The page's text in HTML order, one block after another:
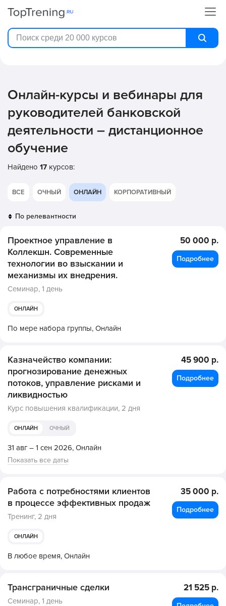
Онлайн-курсы и вебинары для
руководителей банковской
деятельности – дистанционное
обучение
Найдено 17 курсов:
ВСЕ ОЧНЫЙ ОНЛАЙН КОРПОРАТИВНЫЙ
Проектное управление в
Коллекшн. Современные
технологии во взыскании и
механизмы их внедрения.
Семинар, 1 день
ОНЛАЙН
По мере набора группы, Онлайн
50 000 р.
Подробнее
Казначейство компании:
прогнозирование денежных
потоков, управление рисками и
ликвидностью
Курс повышения квалификации, 2 дня
ОНЛАЙН ОЧНЫЙ
31 авг – 1 сен 2026, Онлайн
Показать все даты
45 900 р.
Подробнее
Работа с потребностями клиентов
в процессе эффективных продаж
Тренинг, 2 дня
ОНЛАЙН
В любое время, Онлайн
35 000 р.
Подробнее
Трансграничные сделки
Семинар, 1 день
21 525 р.